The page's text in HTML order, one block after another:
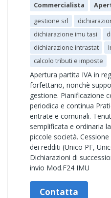
Commercialista
gestione srl
dichiarazione imu tasi
dichiarazione intrastat
calcolo tributi e imposte
Apertura partita IVA in
forfettario, nonchè
gestione. Pianificazione
periodica e continua
entrate e comunali.
semplificata e ordinaria
piccole società.
dei redditi (Unico PF,
Dichiarazioni di
invio Mod.F24 IMU
Contatta